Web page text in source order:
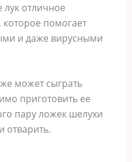
отличное
которое помогает
и даже вирусными
может сыграть
приготовить ее
пару ложек шелухи
отварить.